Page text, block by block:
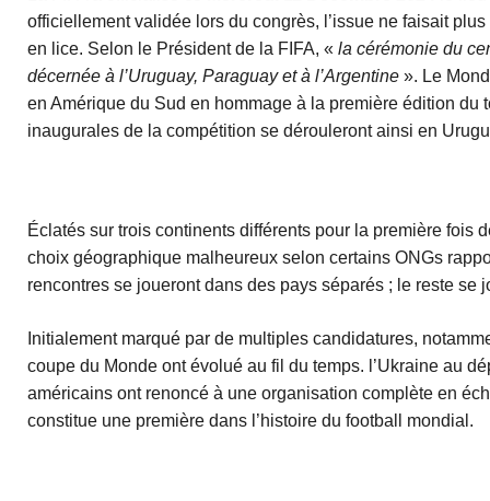
officiellement validée lors du congrès, l’issue ne faisait
en lice. Selon le Président de la FIFA, « la cérémonie du
décernée à l’Uruguay, Paraguay et à l’Argentine ». Le
en Amérique du Sud en hommage à la première édition du
inaugurales de la compétition se dérouleront ainsi en
Éclatés sur trois continents différents pour la première fois
choix géographique malheureux selon certains ONGs
rencontres se joueront dans des pays séparés ; le reste
Initialement marqué par de multiples candidatures,
coupe du Monde ont évolué au fil du temps. l’Ukraine au
américains ont renoncé à une organisation complète en
constitue une première dans l’histoire du football mondial.